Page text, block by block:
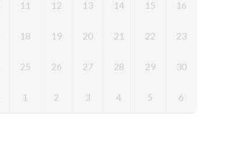
11 12 13 14 15 16
18 19 20 21 22 23
25 26 27 28 29 30
1 2 3 4 5 6